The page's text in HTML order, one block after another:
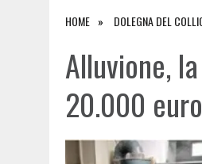
HOME DOLEGNA DEL
Alluvione,
20.000